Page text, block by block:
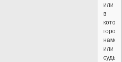
или
в
городе
или
судья,